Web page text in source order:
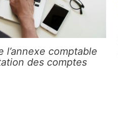
l’annexe comptable
des comptes